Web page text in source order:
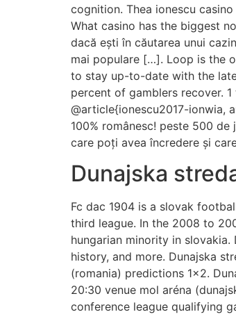
cognition. Thea ionescu
What casino has the biggest
dacă ești în căutarea unui
mai populare […]. Loop is the
to stay up-to-date with the
percent of gamblers recover.
@article{ionescu2017-ionwia,
100% românesc! peste 500
care poți avea încredere și
Dunajska
Fc dac 1904 is a slovak
third league. In the 2008 to
hungarian minority in
history, and more. Dunajska
(romania) predictions 1×2.
20:30 venue mol aréna
conference league qualifying